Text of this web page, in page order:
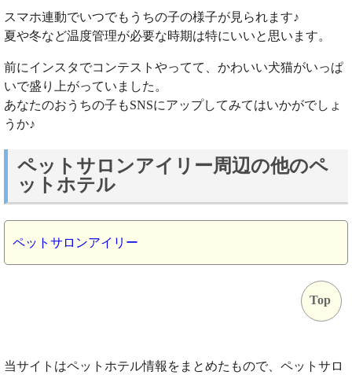
スマホ連動でいつでもうちの子の様子が見られます♪
夏や冬など温度管理が必要な時期は特にいいと思います。
前にインスタでコンテストやってて、かわいい犬猫がいっぱ
いで盛り上がっていました。
あなたのおうちの子もSNSにアップしてみてはいかがでしょ
うか♪
ペットサロンアイリー周辺の他のペ
ットホテル
ペットサロンアイリー
Top
当サイトはペットホテル情報をまとめたもので、ペットサロ